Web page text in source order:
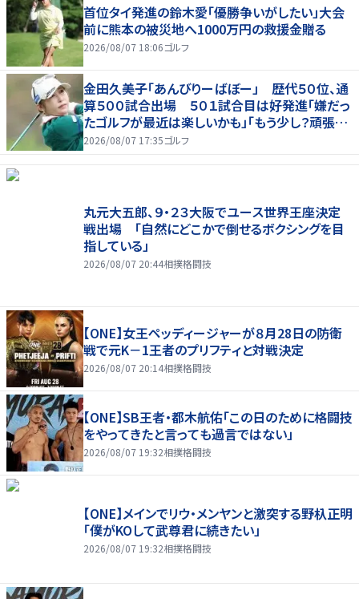
首位タイ発進の鈴木愛「優勝争いがしたい」大会
前に熊本の被災地へ1000万円の救援金贈る
2026/08/07 18:06ゴルフ
金田久美子「あんびりーばぼー」 歴代５０位、通
算５００試合出場 ５０１試合目は好発進「嫌だっ
たゴルフが最近は楽しいかも」「もう少し？頑張り
たいな」
2026/08/07 17:35ゴルフ
丸元大五郎、９・２３大阪でユース世界王座決定
戦出場 「自然にどこかで倒せるボクシングを目
指している」
2026/08/07 20:44相撲格闘技
【ONE】女王ペッディージャーが８月28日の防衛
戦で元K－1王者のプリフティと対戦決定
2026/08/07 20:14相撲格闘技
【ONE】SB王者・都木航佑「この日のために格闘技
をやってきたと言っても過言ではない」
2026/08/07 19:32相撲格闘技
【ONE】メインでリウ・メンヤンと激突する野杁正明
「僕がKOして武尊君に続きたい」
2026/08/07 19:32相撲格闘技